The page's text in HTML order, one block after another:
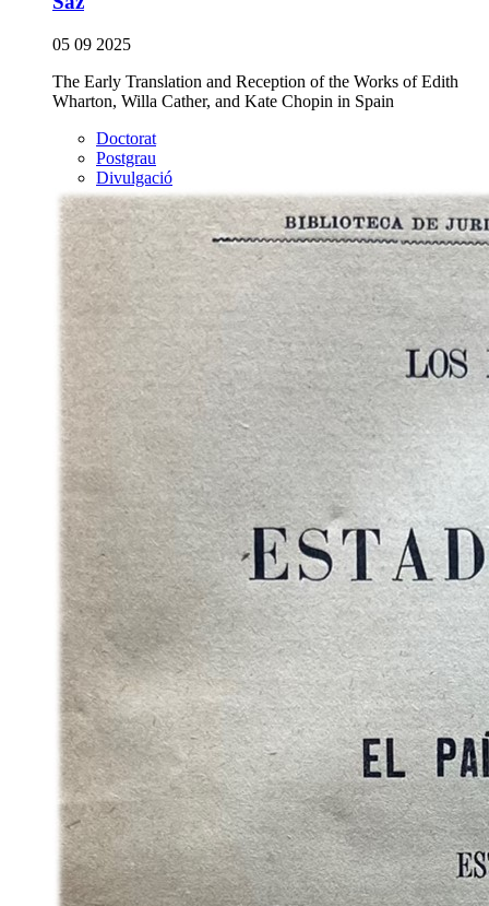
05 09 2025
The Early Translation and Reception of the Works of Edith
Wharton, Willa Cather, and Kate Chopin in Spain
Doctorat
Postgrau
Divulgació